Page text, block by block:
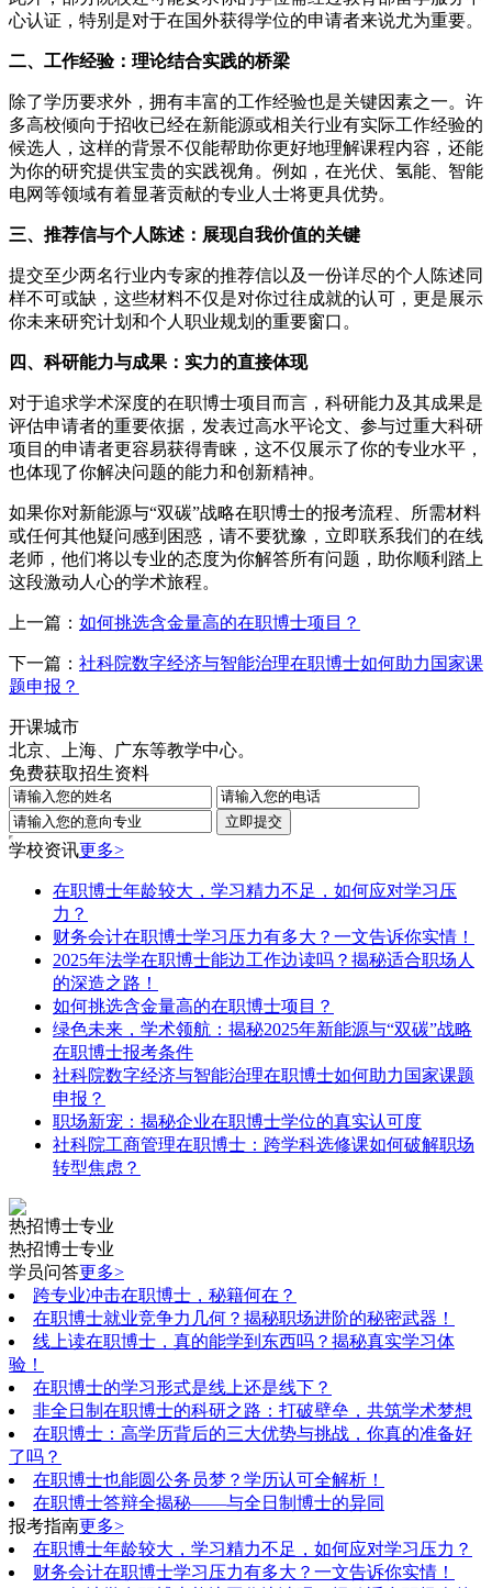
心认证，特别是对于在国外获得学位的申请者来说尤为重要。
二、工作经验：理论结合实践的桥梁
除了学历要求外，拥有丰富的工作经验也是关键因素之一。许
多高校倾向于招收已经在新能源或相关行业有实际工作经验的
候选人，这样的背景不仅能帮助你更好地理解课程内容，还能
为你的研究提供宝贵的实践视角。例如，在光伏、氢能、智能
电网等领域有着显著贡献的专业人士将更具优势。
三、推荐信与个人陈述：展现自我价值的关键
提交至少两名行业内专家的推荐信以及一份详尽的个人陈述同
样不可或缺，这些材料不仅是对你过往成就的认可，更是展示
你未来研究计划和个人职业规划的重要窗口。
四、科研能力与成果：实力的直接体现
对于追求学术深度的在职博士项目而言，科研能力及其成果是
评估申请者的重要依据，发表过高水平论文、参与过重大科研
项目的申请者更容易获得青睐，这不仅展示了你的专业水平，
也体现了你解决问题的能力和创新精神。
如果你对新能源与“双碳”战略在职博士的报考流程、所需材料
或任何其他疑问感到困惑，请不要犹豫，立即联系我们的在线
老师，他们将以专业的态度为你解答所有问题，助你顺利踏上
这段激动人心的学术旅程。
上一篇： 如何挑选含金量高的在职博士项目？
下一篇： 社科院数字经济与智能治理在职博士如何助力国家课
题申报？
开课城市
北京、上海、广东等教学中心。
免费获取招生资料
学校资讯更多>
在职博士年龄较大，学习精力不足，如何应对学习压
力？
财务会计在职博士学习压力有多大？一文告诉你实情！
2025年法学在职博士能边工作边读吗？揭秘适合职场人
的深造之路！
如何挑选含金量高的在职博士项目？
绿色未来，学术领航：揭秘2025年新能源与“双碳”战略
在职博士报考条件
社科院数字经济与智能治理在职博士如何助力国家课题
申报？
职场新宠：揭秘企业在职博士学位的真实认可度
社科院工商管理在职博士：跨学科选修课如何破解职场
转型焦虑？
热招博士专业
热招博士专业
学员问答更多>
跨专业冲击在职博士，秘籍何在？
在职博士就业竞争力几何？揭秘职场进阶的秘密武器！
线上读在职博士，真的能学到东西吗？揭秘真实学习体
验！
在职博士的学习形式是线上还是线下？
非全日制在职博士的科研之路：打破壁垒，共筑学术梦想
在职博士：高学历背后的三大优势与挑战，你真的准备好
了吗？
在职博士也能圆公务员梦？学历认可全解析！
在职博士答辩全揭秘——与全日制博士的异同
报考指南更多>
在职博士年龄较大，学习精力不足，如何应对学习压力？
财务会计在职博士学习压力有多大？一文告诉你实情！